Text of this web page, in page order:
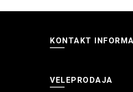
KONTAKT
VELEPRODAJA